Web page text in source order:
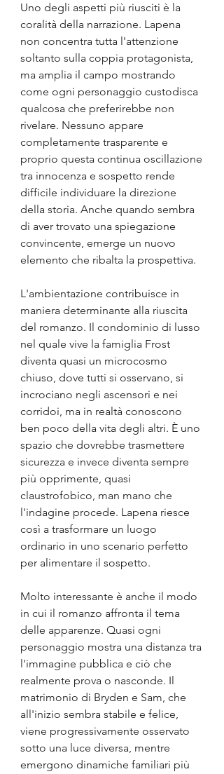
Uno degli aspetti più riusciti è la
coralità della narrazione. Lapena
non concentra tutta l'attenzione
soltanto sulla coppia protagonista,
ma amplia il campo mostrando
come ogni personaggio custodisca
qualcosa che preferirebbe non
rivelare. Nessuno appare
completamente trasparente e
proprio questa continua oscillazione
tra innocenza e sospetto rende
difficile individuare la direzione
della storia. Anche quando sembra
di aver trovato una spiegazione
convincente, emerge un nuovo
elemento che ribalta la prospettiva.
L'ambientazione contribuisce in
maniera determinante alla riuscita
del romanzo. Il condominio di lusso
nel quale vive la famiglia Frost
diventa quasi un microcosmo
chiuso, dove tutti si osservano, si
incrociano negli ascensori e nei
corridoi, ma in realtà conoscono
ben poco della vita degli altri. È uno
spazio che dovrebbe trasmettere
sicurezza e invece diventa sempre
più opprimente, quasi
claustrofobico, man mano che
l'indagine procede. Lapena riesce
così a trasformare un luogo
ordinario in uno scenario perfetto
per alimentare il sospetto.
Molto interessante è anche il modo
in cui il romanzo affronta il tema
delle apparenze. Quasi ogni
personaggio mostra una distanza tra
l'immagine pubblica e ciò che
realmente prova o nasconde. Il
matrimonio di Bryden e Sam, che
all'inizio sembra stabile e felice,
viene progressivamente osservato
sotto una luce diversa, mentre
emergono dinamiche familiari più